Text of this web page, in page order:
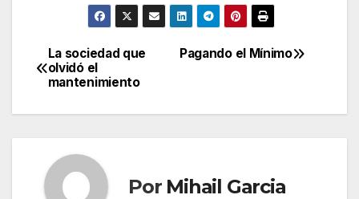
Navegación
de
Pagando el Mínimo
La sociedad que
olvidó el
mantenimiento
Por Mihail Garcia